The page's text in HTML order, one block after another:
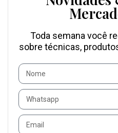
Toda semana você
sobre técnicas,